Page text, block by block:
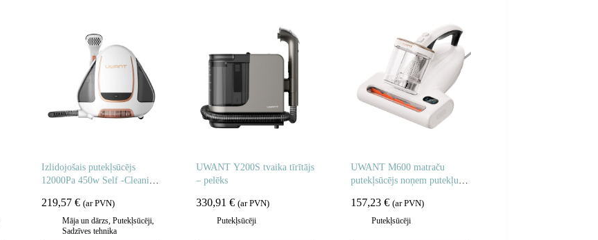
Izlidojošais putekļsūcējs
12000Pa 450w Self -Cleaning
219,57 € (ar PVN)
Māja un dārzs, Putekļsūcēji,
Sadzīves tehnika
UWANT Y200S tvaika tīrītājs
– pelēks
330,91 € (ar PVN)
Putekļsūcēji
UWANT M600 matraču
putekļsūcējs noņem putekļus
157,23 € (ar PVN)
Putekļsūcēji